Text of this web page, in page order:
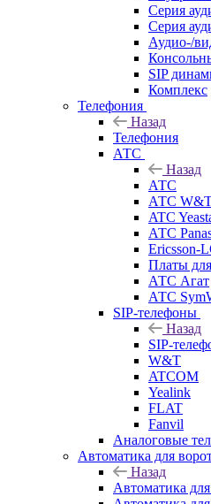
Серия
Серия
Аудио-/
SIP
Комплекс
Телефония
Назад
Телефония
АТС
Назад
АТС
АТС
ATC
АТС
Ericsson-
Платы
АТС Агат
АТС
SIP-телефоны
Назад
SIP-
W&T
ATCOM
Yealink
FLAT
Fanvil
Аналоговые
Автоматика для
Назад
Автоматика